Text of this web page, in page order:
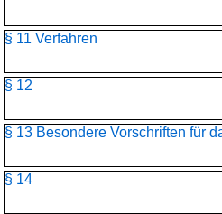
§ 11 Verfahren
§ 12
§ 13 Besondere Vorschriften für
§ 14